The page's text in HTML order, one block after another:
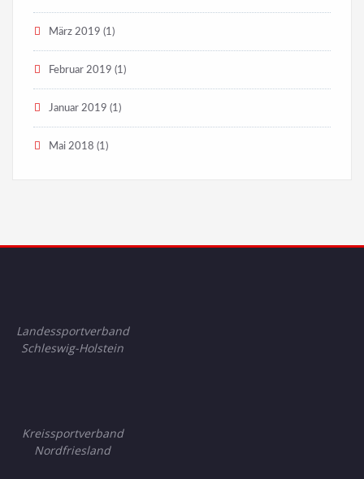
März 2019 (1)
Februar 2019 (1)
Januar 2019 (1)
Mai 2018 (1)
Landessportverband
Schleswig-Holstein
Kreissportverband
Nordfriesland